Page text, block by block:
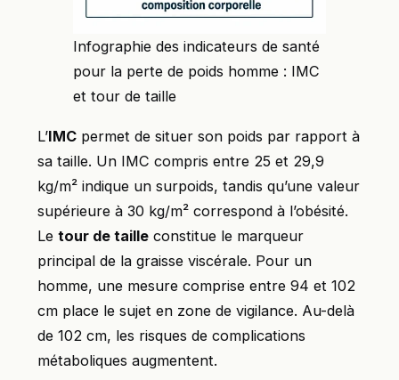
Infographie des indicateurs de santé
pour la perte de poids homme : IMC
et tour de taille
L’IMC permet de situer son poids par rapport à
sa taille. Un IMC compris entre 25 et 29,9
kg/m² indique un surpoids, tandis qu’une valeur
supérieure à 30 kg/m² correspond à l’obésité.
Le tour de taille constitue le marqueur
principal de la graisse viscérale. Pour un
homme, une mesure comprise entre 94 et 102
cm place le sujet en zone de vigilance. Au-delà
de 102 cm, les risques de complications
métaboliques augmentent.